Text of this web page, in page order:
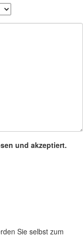
und akzeptiert.
Sie selbst zum